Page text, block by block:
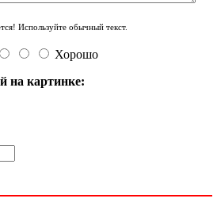
Используйте обычный текст.
Хорошо
на картинке: